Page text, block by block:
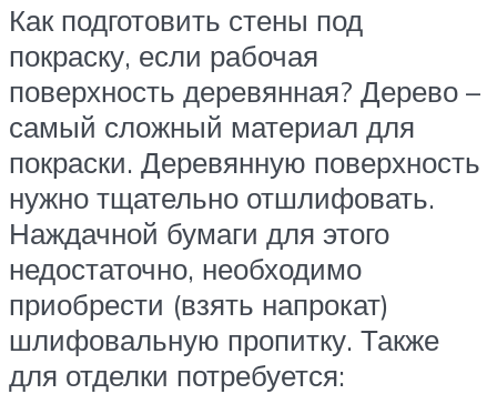
Как подготовить стены под
покраску, если рабочая
поверхность деревянная? Дерево –
самый сложный материал для
покраски. Деревянную поверхность
нужно тщательно отшлифовать.
Наждачной бумаги для этого
недостаточно, необходимо
приобрести (взять напрокат)
шлифовальную пропитку. Также
для отделки потребуется: